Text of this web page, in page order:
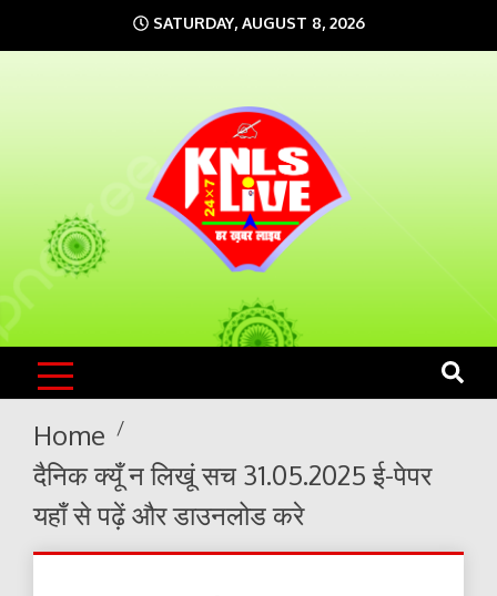
to
SATURDAY, AUGUST 8, 2026
KNLS LIVE
India`s No.1 News Portal
Home
दैनिक क्यूँ न लिखूं सच 31.05.2025 ई-पेपर
यहाँ से पढ़ें और डाउनलोड करे